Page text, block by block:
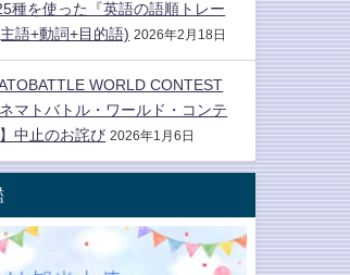
種を使った『英語の語順トレー
語+動詞+目的語) 2026年2月18日
WORLD CONTEST
マトバトル・ワールド・コンテ
中止のお詫び 2026年1月6日